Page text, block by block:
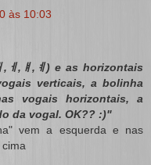
às 10:03
,ㅔ,ㅒ,ㅖ) e as horizontais
verticais, a bolinha
vogais horizontais, a
da vogal. OK?? :)"
vem a esquerda e nas